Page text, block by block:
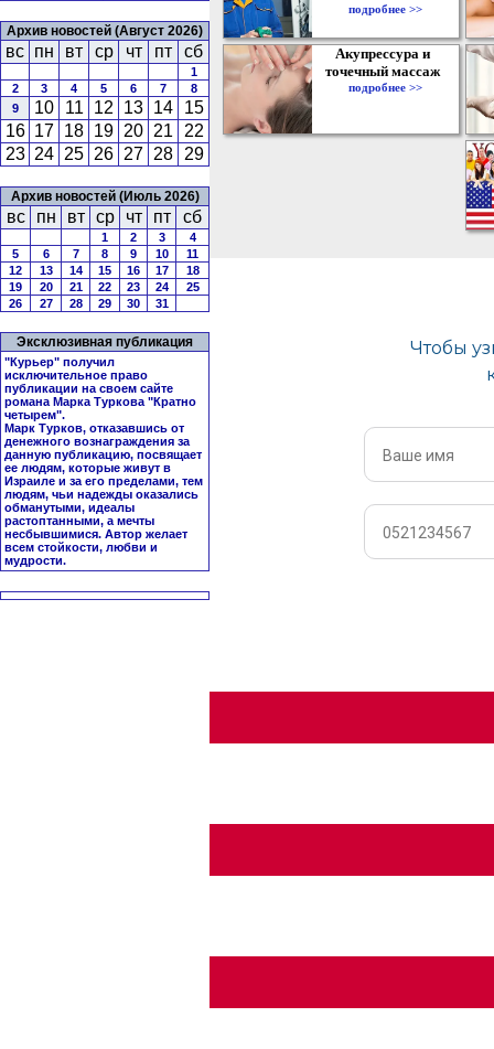
Архив новостей (Август 2026)
вс пн вт ср чт пт сб
1
2
3 4 5 6 7
8
9
10 11 12 13 14
15
16 17 18 19 20 21
22
23 24 25 26 27 28 29
Архив новостей (Июль 2026)
вс пн вт ср чт пт сб
1 2 3
4
5
6 7 8 9 10
11
12
13 14 15 16 17
18
19
20 21 22 23 24
25
26
27 28 29 30 31
Эксклюзивная публикация
"Курьер" получил
исключительное право
публикации на своем сайте
романа Марка Туркова "Кратно
четырем".
Марк Турков, отказавшись от
денежного вознаграждения за
данную публикацию, посвящает
ее людям, которые живут в
Израиле и за его пределами, тем
людям, чьи надежды оказались
обманутыми, идеалы
растоптанными, а мечты
несбывшимися. Автор желает
всем стойкости, любви и
мудрости.
подробнее >>
Акупрессура и
точечный массаж
подробнее >>